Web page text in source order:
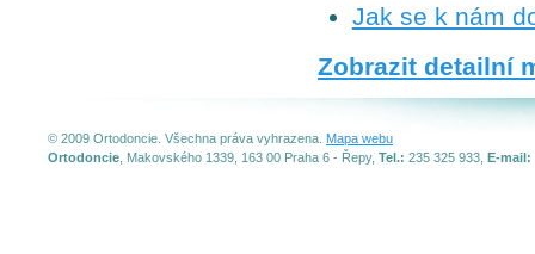
Jak se k nám
Zobrazit detailní
© 2009 Ortodoncie. Všechna práva vyhrazena. Mapa webu
Ortodoncie , Makovského 1339, 163 00 Praha 6 - Řepy, Tel.: 235 325 933, E-mail: